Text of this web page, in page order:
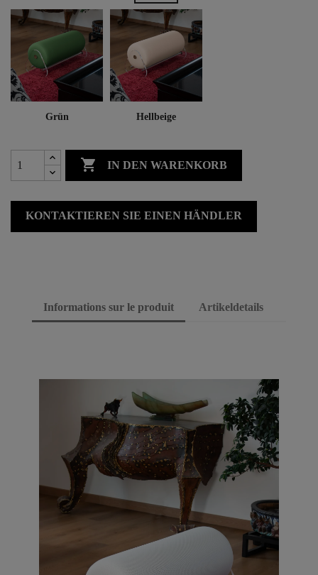
Grün Hellbeige
 IN DEN WARENKORB
KONTAKTIEREN SIE EINEN HÄNDLER
Informations sur le produit Artikeldetails